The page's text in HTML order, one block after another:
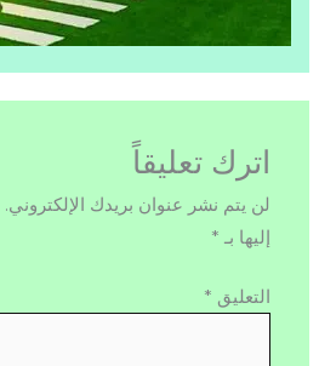
اترك تعليقاً
لن يتم نشر عنوان بريدك الإلكتروني.
إليها بـ *
التعليق *